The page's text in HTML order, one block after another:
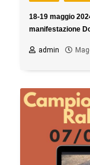
18-19 maggio
manifestazione
admin